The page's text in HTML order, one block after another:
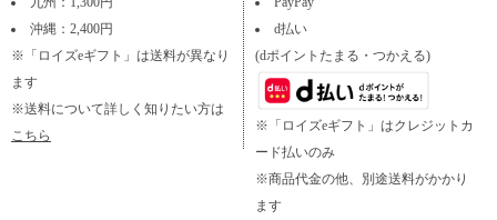
沖縄：2,400円
※「ロイズeギフト」は送料が異なり
ます
※送料について詳しく知りたい方は
こちら
d払い
(dポイントたまる・つかえる)
※「ロイズeギフト」はクレジットカ
ード払いのみ
※商品代金の他、別途送料がかかり
ます